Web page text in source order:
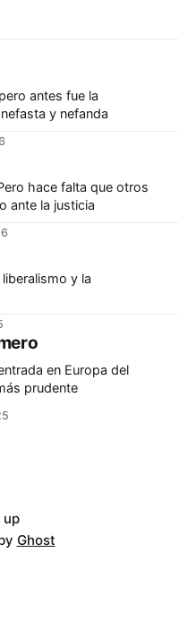
antes fue la
y nefanda
hace falta que otros
ante la justicia
y la
en Europa del
prudente
up
Ghost